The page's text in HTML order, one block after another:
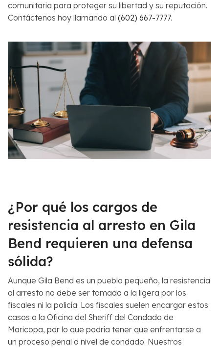
comunitaria para proteger su libertad y su reputación.
Contáctenos hoy llamando al (602) 667-7777.
¿Por qué los cargos de
resistencia al arresto en Gila
Bend requieren una defensa
sólida?
Aunque Gila Bend es un pueblo pequeño, la resistencia
al arresto no debe ser tomada a la ligera por los
fiscales ni la policía. Los fiscales suelen encargar estos
casos a la Oficina del Sheriff del Condado de
Maricopa, por lo que podría tener que enfrentarse a
un proceso penal a nivel de condado. Nuestros